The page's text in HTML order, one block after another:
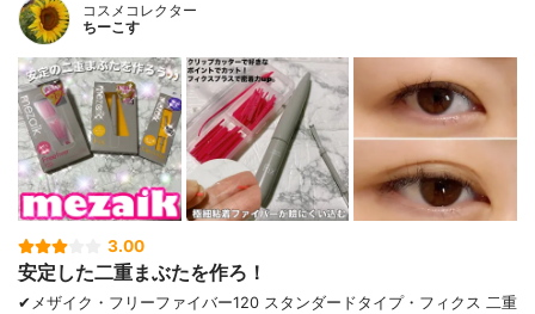
コスメコレクター
ちーこす
3.00
安定した二重まぶたを作ろ！
✔︎メザイク・フリーファイバー120 スタンダードタイプ・フィクス 二重